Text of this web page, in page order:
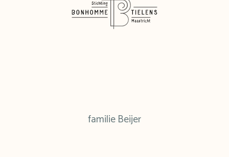
familie Beijer